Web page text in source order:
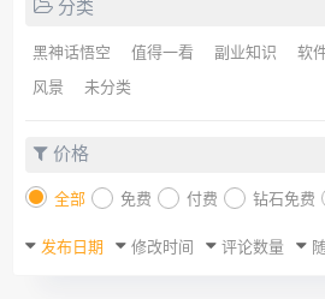
分类
黑神话悟空 值得一看 副业知识 软
风景 未分类
价格
全部 免费 付费 钻石免费
发布日期 修改时间 评论数量